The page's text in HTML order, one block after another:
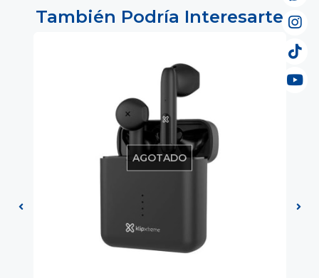
También Podría Interesarte
AGOTADO